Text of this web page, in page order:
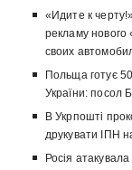
«Идите к
рекламу нового
своих
Польща готує
України: посол
В Укрпошті
друкувати ІПН
Росія